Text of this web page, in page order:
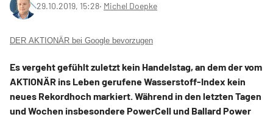
29.10.2019, 15:28‧ Michel Doepke
DER AKTIONÄR bei Google bevorzugen
Es vergeht gefühlt zuletzt kein Handelstag, an dem der vom
AKTIONÄR ins Leben gerufene Wasserstoff-Index kein
neues Rekordhoch markiert. Während in den letzten Tagen
und Wochen insbesondere PowerCell und Ballard Power